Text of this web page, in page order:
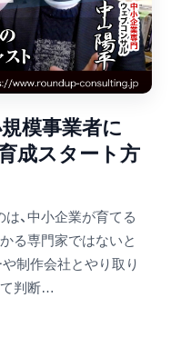
模事業者に
成スタート方
、中小企業が育てる
る専門家ではないと
制作会社とやり取り
て判断…